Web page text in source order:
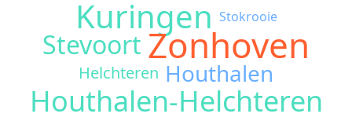
Kuringen Stokrooie
Stevoort Zonhoven
Helchteren Houthalen
Houthalen-Helchteren